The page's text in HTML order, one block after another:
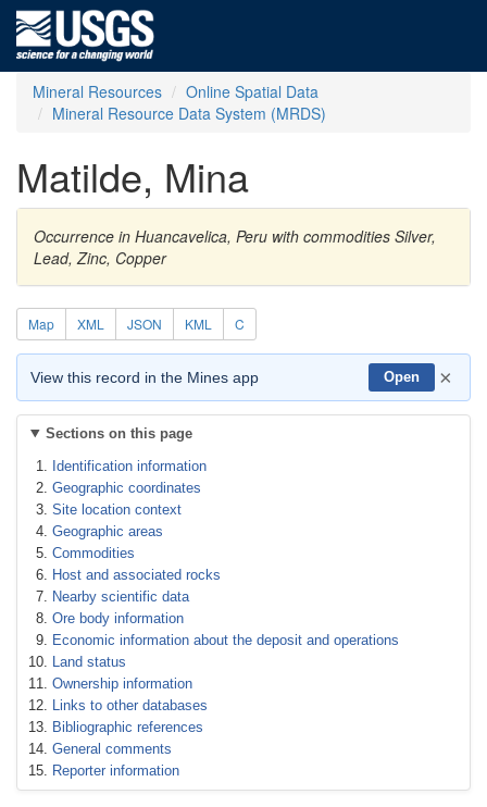
Mineral Resources
Online Spatial Data
Mineral Resource Data System (MRDS)
Matilde, Mina
Occurrence in Huancavelica, Peru with commodities Silver,
Lead, Zinc, Copper
Map XML JSON KML C
View this record in the Mines app Open ×
Sections on this page
Identification information
Geographic coordinates
Site location context
Geographic areas
Commodities
Host and associated rocks
Nearby scientific data
Ore body information
Economic information about the deposit and operations
Land status
Ownership information
Links to other databases
Bibliographic references
General comments
Reporter information